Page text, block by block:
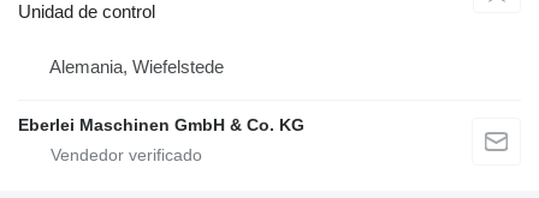
Unidad de control
Alemania, Wiefelstede
Eberlei Maschinen GmbH & Co. KG